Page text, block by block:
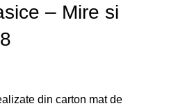
– Mire si
din carton mat de